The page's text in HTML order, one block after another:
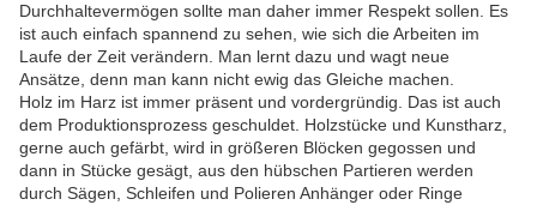
Durchhaltevermögen sollte man daher immer Respekt sollen. Es
ist auch einfach spannend zu sehen, wie sich die Arbeiten im
Laufe der Zeit verändern. Man lernt dazu und wagt neue
Ansätze, denn man kann nicht ewig das Gleiche machen.
Holz im Harz ist immer präsent und vordergründig. Das ist auch
dem Produktionsprozess geschuldet. Holzstücke und Kunstharz,
gerne auch gefärbt, wird in größeren Blöcken gegossen und
dann in Stücke gesägt, aus den hübschen Partieren werden
durch Sägen, Schleifen und Polieren Anhänger oder Ringe